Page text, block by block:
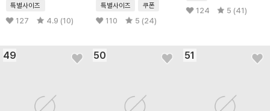
특별사이즈
127 4.9 (10)
특별사이즈 쿠폰
110 5 (24)
124 5 (41)
49 50 51